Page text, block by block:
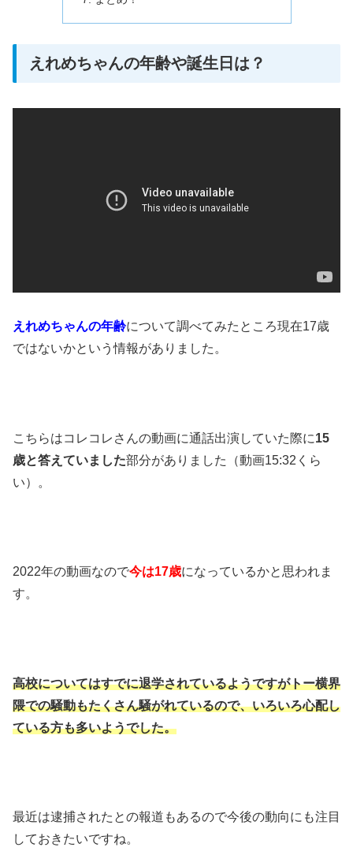
えれめちゃんの年齢や誕生日は？
えれめちゃんの年齢について調べてみたところ現在17歳
ではないかという情報がありました。
こちらはコレコレさんの動画に通話出演していた際に15
歳と答えていました部分がありました（動画15:32くら
い）。
2022年の動画なので今は17歳になっているかと思われま
す。
高校についてはすでに退学されているようですがトー横界
隈での騒動もたくさん騒がれているので、いろいろ心配し
ている方も多いようでした。
最近は逮捕されたとの報道もあるので今後の動向にも注目
しておきたいですね。